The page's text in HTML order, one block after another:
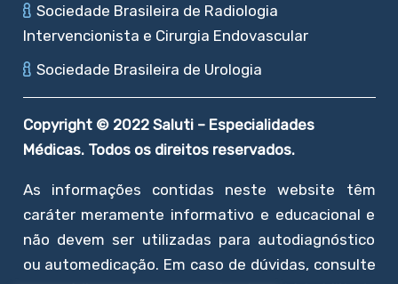
Sociedade Brasileira de Radiologia
Intervencionista e Cirurgia Endovascular
Sociedade Brasileira de Urologia
Copyright © 2022 Saluti – Especialidades
Médicas. Todos os direitos reservados.
As informações contidas neste website têm
caráter meramente informativo e educacional e
não devem ser utilizadas para autodiagnóstico
ou automedicação. Em caso de dúvidas, consulte